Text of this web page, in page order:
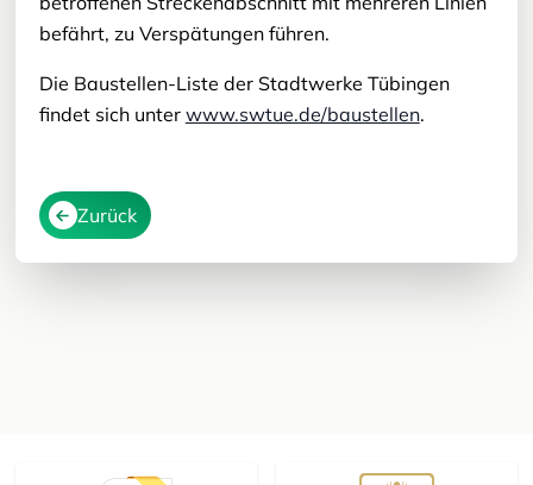
befährt, zu Verspätungen führen.
Die Baustellen-Liste der Stadtwerke Tübingen
findet sich unter www.swtue.de/baustellen.
Zurück